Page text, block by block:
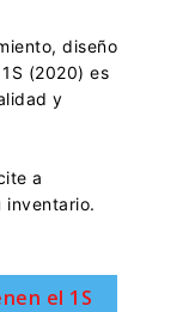
diseño
(2020) es
y
a
inventario.
el 1S